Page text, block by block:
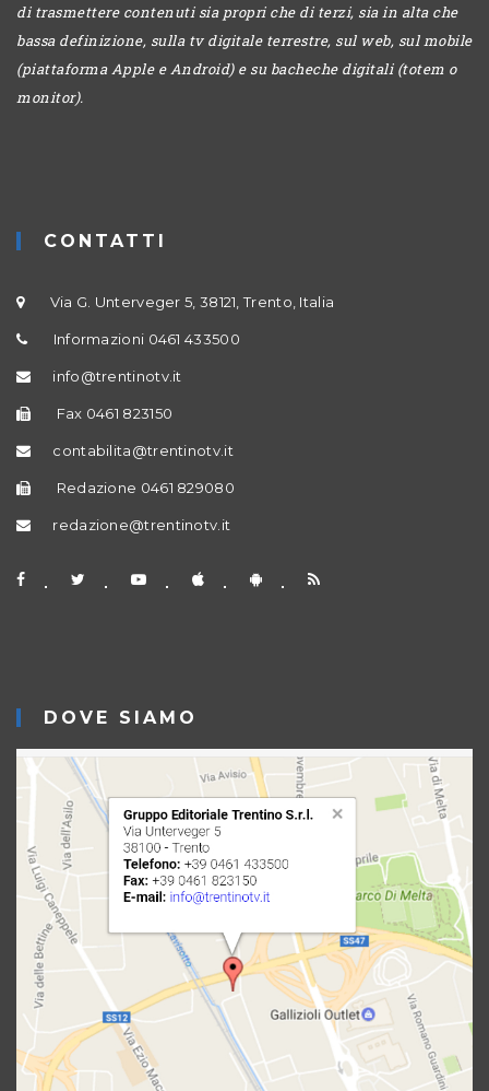
di trasmettere contenuti sia propri che di terzi, sia in alta che
bassa definizione, sulla tv digitale terrestre, sul web, sul mobile
(piattaforma Apple e Android) e su bacheche digitali (totem o
monitor).
CONTATTI
Via G. Unterveger 5, 38121, Trento, Italia
Informazioni 0461 433500
info@trentinotv.it
Fax 0461 823150
contabilita@trentinotv.it
Redazione 0461 829080
redazione@trentinotv.it
DOVE SIAMO